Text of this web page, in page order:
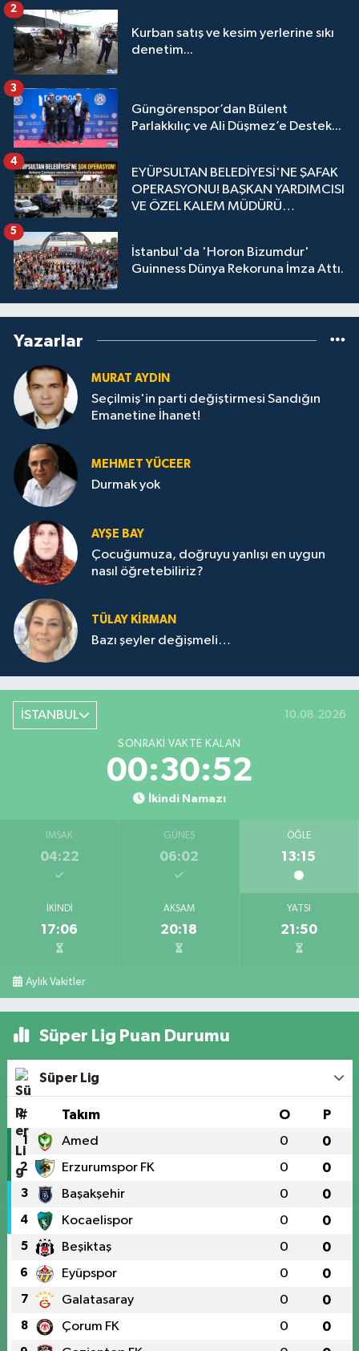
Kurban satış ve kesim yerlerine sıkı
denetim...
2
Güngörenspor’dan Bülent
Parlakkılıç ve Ali Düşmez’e Destek...
3
EYÜPSULTAN BELEDİYESİ'NE ŞAFAK
OPERASYONU! BAŞKAN YARDIMCISI
VE ÖZEL KALEM MÜDÜRÜ
4
İstanbul'da 'Horon Bizumdur'
Guinness Dünya Rekoruna İmza Attı.
5
Yazarlar
MURAT AYDIN
Seçilmiş'in parti değiştirmesi Sandığın
Emanetine İhanet!
MEHMET YÜCEER
Durmak yok
AYŞE BAY
Çocuğumuza, doğruyu yanlışı en uygun
nasıl öğretebiliriz?
TÜLAY KİRMAN
Bazı şeyler değişmeli…
İSTANBUL 10.08.2026
SONRAKI VAKTE KALAN
00:30:52
İkindi Namazı
İMSAK
04:22
GÜNEŞ
06:02
ÖĞLE
13:15
İKINDI
17:06
AKŞAM
20:18
YATSI
21:50
Aylık Vakitler
Süper Lig Puan Durumu
Süper Lig
# Takım O P
1 Amed 0 0
2 Erzurumspor FK 0 0
3 Başakşehir 0 0
4 Kocaelispor 0 0
5 Beşiktaş 0 0
6 Eyüpspor 0 0
7 Galatasaray 0 0
8 Çorum FK 0 0